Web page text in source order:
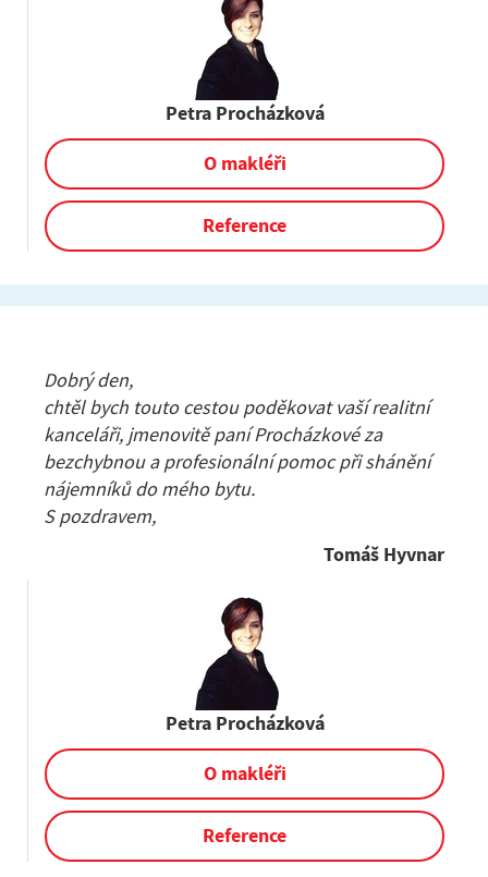
Petra Procházková
O makléři
Reference
Dobrý den,
chtěl bych touto cestou poděkovat vaší realitní
kanceláři, jmenovitě paní Procházkové za
bezchybnou a profesionální pomoc při shánění
nájemníků do mého bytu.
S pozdravem,
Tomáš Hyvnar
Petra Procházková
O makléři
Reference